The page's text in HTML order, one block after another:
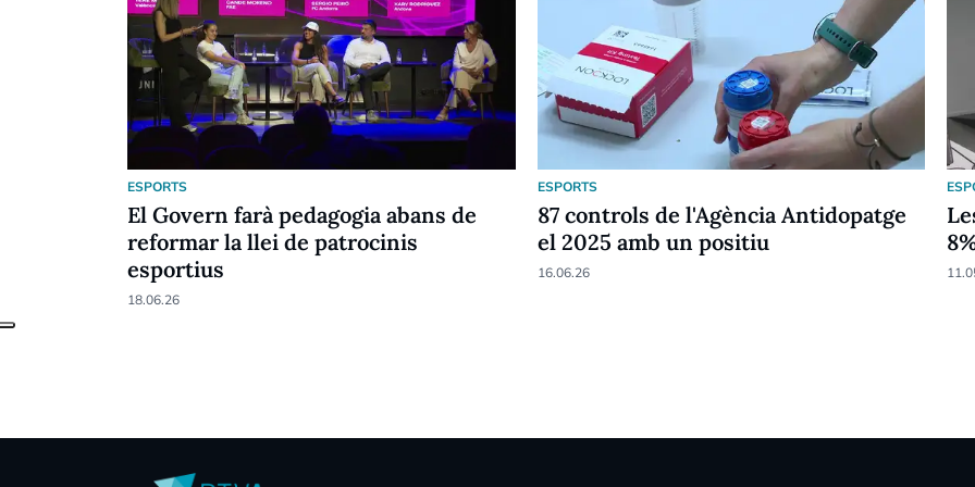
ESPORTS
El Govern farà pedagogia abans de
reformar la llei de patrocinis
esportius
18.06.26
ESPORTS
87 controls de l'Agència Antidopatge
el 2025 amb un positiu
16.06.26